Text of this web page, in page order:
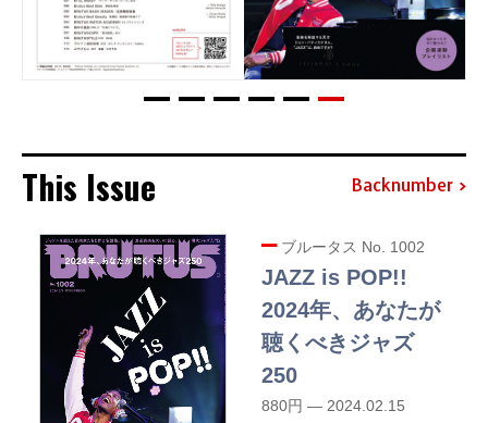
This Issue Backnumber
ブルータス No. 1002
JAZZ is POP!!
2024年、あなたが
聴くべきジャズ
250
880円 — 2024.02.15